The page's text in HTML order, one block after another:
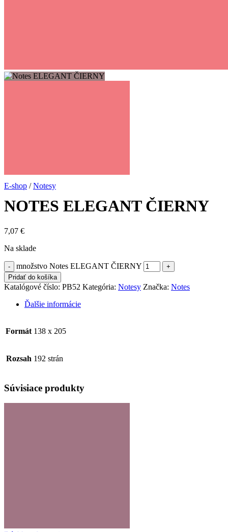
E-shop / Notesy
NOTES ELEGANT ČIERNY
7,07 €
Na sklade
množstvo Notes ELEGANT ČIERNY
Pridať do košíka
Katalógové číslo: PB52 Kategória: Notesy Značka: Notes
Ďalšie informácie
Formát 138 x 205
Rozsah 192 strán
Súvisiace produkty